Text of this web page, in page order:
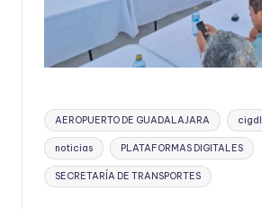
Etiquetas:
AEROPUERTO DE GUADALAJARA cigdl
noticias PLATAFORMAS DIGITALES
SECRETARÍA DE TRANSPORTES